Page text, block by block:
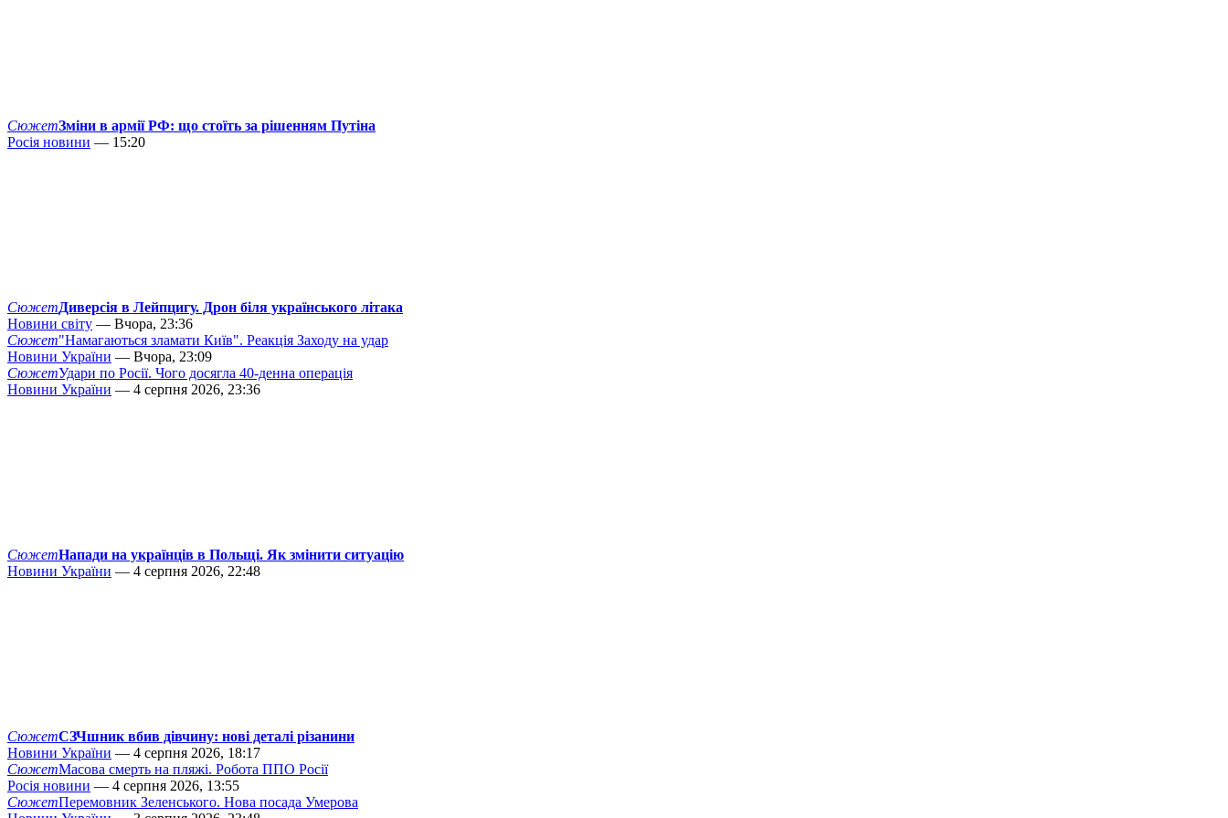
СюжетЗміни в армії РФ: що стоїть за рішенням Путіна
Росія новини — 15:20
СюжетДиверсія в Лейпцигу. Дрон біля українського літака
Новини світу — Вчора, 23:36
Сюжет"Намагаються зламати Київ". Реакція Заходу на удар
Новини України — Вчора, 23:09
СюжетУдари по Росії. Чого досягла 40-денна операція
Новини України — 4 серпня 2026, 23:36
СюжетНапади на українців в Польщі. Як змінити ситуацію
Новини України — 4 серпня 2026, 22:48
СюжетСЗЧшник вбив дівчину: нові деталі різанини
Новини України — 4 серпня 2026, 18:17
СюжетМасова смерть на пляжі. Робота ППО Росії
Росія новини — 4 серпня 2026, 13:55
СюжетПеремовник Зеленського. Нова посада Умерова